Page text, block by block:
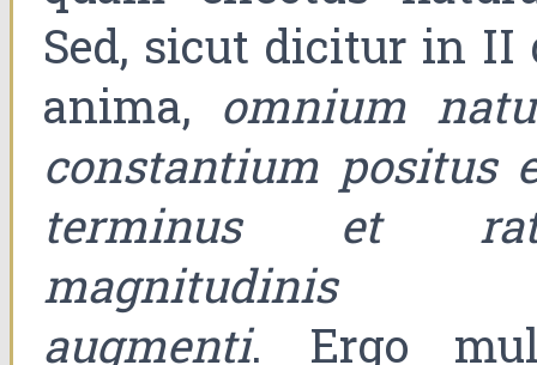
Sed, sicut dicitur in II
anima, omnium
constantium positus
terminus et
magnitudinis
augmenti. Ergo